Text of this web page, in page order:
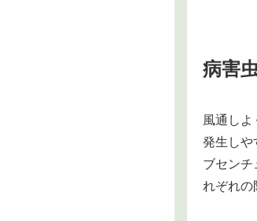
病害
風通し
発生しや
ブセン
れぞれの